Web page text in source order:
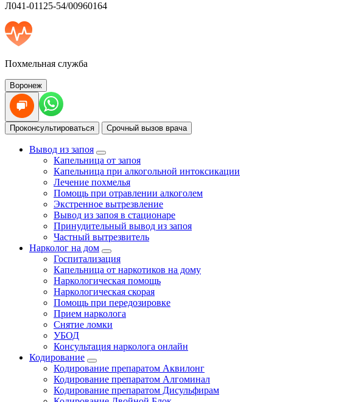
Л041-01125-54/00960164
Похмельная служба
Воронеж
Проконсультироваться Срочный вызов врача
Вывод из запоя
Капельница от запоя
Капельница при алкогольной интоксикации
Лечение похмелья
Помощь при отравлении алкоголем
Экстренное вытрезвление
Вывод из запоя в стационаре
Принудительный вывод из запоя
Частный вытрезвитель
Нарколог на дом
Госпитализация
Капельница от наркотиков на дому
Наркологическая помощь
Наркологическая скорая
Помощь при передозировке
Прием нарколога
Снятие ломки
УБОД
Консультация нарколога онлайн
Кодирование
Кодирование препаратом Аквилонг
Кодирование препаратом Алгоминал
Кодирование препаратом Дисульфирам